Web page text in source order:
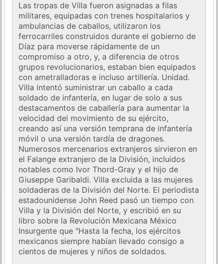
Las tropas de Villa fueron asignadas a filas
militares, equipadas con trenes hospitalarios y
ambulancias de caballos, utilizaron los
ferrocarriles construidos durante el gobierno de
Díaz para moverse rápidamente de un
compromiso a otro, y, a diferencia de otros
grupos revolucionarios, estaban bien equipados
con ametralladoras e incluso artillería. Unidad.
Villa intentó suministrar un caballo a cada
soldado de infantería, en lugar de solo a sus
destacamentos de caballería para aumentar la
velocidad del movimiento de su ejército,
creando así una versión temprana de infantería
móvil o una versión tardía de dragones.
Numerosos mercenarios extranjeros sirvieron en
el Falange extranjero de la División, incluidos
notables como Ivor Thord-Gray y el hijo de
Giuseppe Garibaldi. Villa excluida a las mujeres
soldaderas de la División del Norte. El periodista
estadounidense John Reed pasó un tiempo con
Villa y la División del Norte, y escribió en su
libro sobre la Revolución Mexicana México
Insurgente que "Hasta la fecha, los ejércitos
mexicanos siempre habían llevado consigo a
cientos de mujeres y niños de soldados.